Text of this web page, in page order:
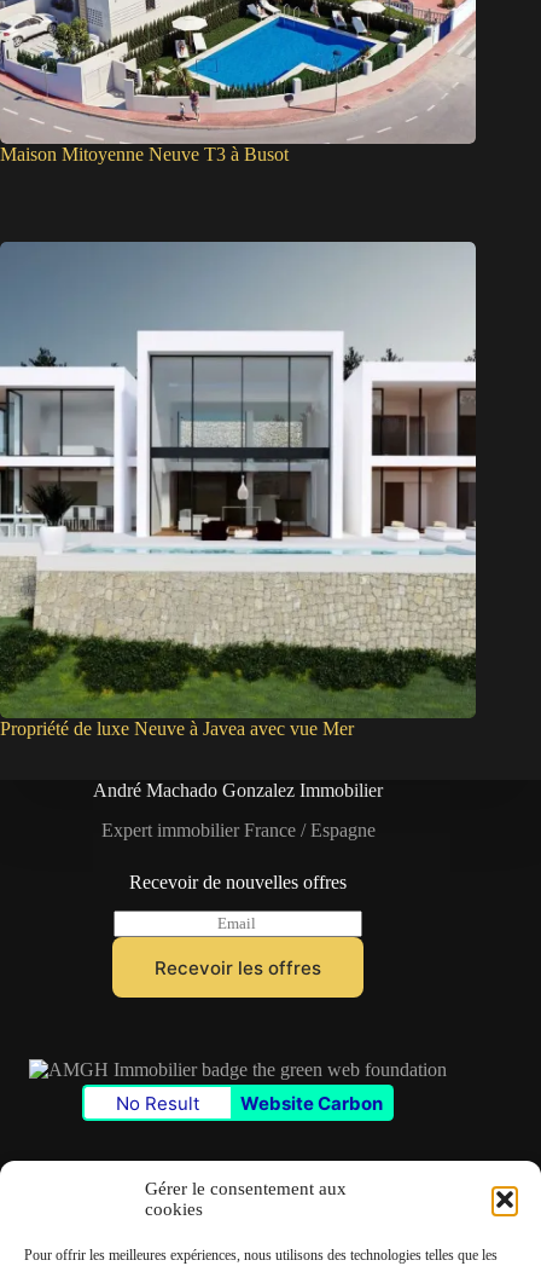
Gérer le consentement aux
cookies
Pour offrir les meilleures expériences, nous utilisons des technologies telles que les
Maison Mitoyenne Neuve T3 à Busot
Propriété de luxe Neuve à Javea avec vue Mer
André Machado Gonzalez Immobilier
Expert immobilier France / Espagne
Recevoir de nouvelles offres
m
l
Recevoir les offres
No Result Website Carbon